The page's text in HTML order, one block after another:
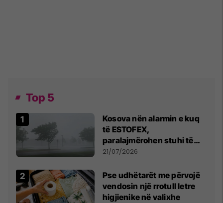
Top 5
Kosova nën alarmin e kuq
të ESTOFEX,
paralajmërohen stuhi të
fuqishme me breshër dhe
21/07/2026
Pse udhëtarët me përvojë
vendosin një rrotull letre
higjienike në valixhe